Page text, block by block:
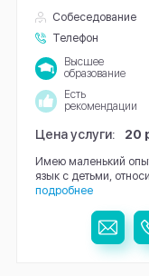
Собеседование
Телефон
Высшее
образование
Есть
рекомендации
Цена услуги: 20
Имею маленький
язык с детьми,
подробнее